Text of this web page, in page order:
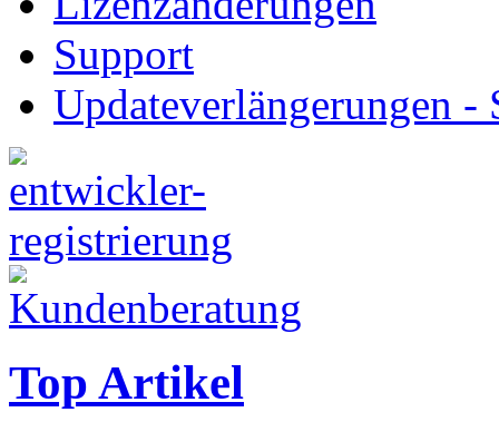
Support
Updateverlängerungen -
Top Artikel